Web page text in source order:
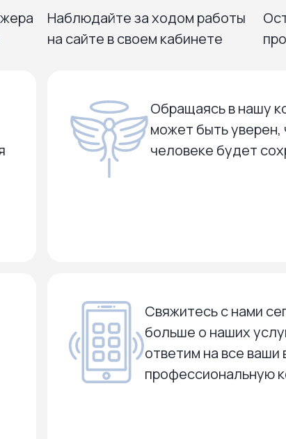
Наблюдайте за ходом работы
на сайте в своем кабинете
Обращаясь в нашу
может быть уверен,
человеке будет
Свяжитесь с нами
больше о наших
ответим на все
профессиональную